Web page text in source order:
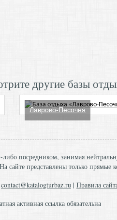
другие базы
Лаврово-Песочня
посредником, занимая
сайте представлены только прямые
contact@katalogturbaz.ru | Правила
активная ссылка обязательна